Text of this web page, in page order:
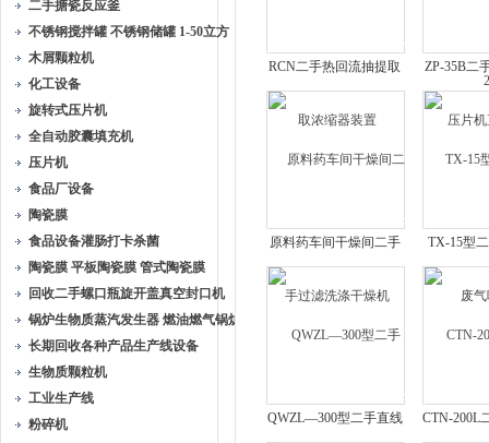
二手搪瓷反应釜
不锈钢搅拌罐 不锈钢储罐 1-50立方
木屑颗粒机
化工设备
旋转式压片机
全自动胶囊填充机
压片机
食品厂设备
陶瓷膜
食品设备灌肠打卡杀菌
陶瓷膜 平板陶瓷膜 管式陶瓷膜
回收二手螺口瓶旋开盖真空封口机
锅炉生物质蒸汽发生器 燃油燃气锅炉
长期回收各种产品生产线设备
生物质颗粒机
工业生产线
粉碎机
RCN二手热回流抽提取
浓缩器装置
ZP-35B二
机直
原料药车间干燥间二手
过滤洗涤干燥机
TX-15型
气
QWZL—300型二手直线
CTN-200L